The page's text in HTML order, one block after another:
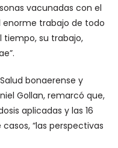
vacunadas con el
enorme trabajo de todo
tiempo, su trabajo,
bonaerense y
Gollan, remarcó que,
aplicadas y las 16
“las perspectivas